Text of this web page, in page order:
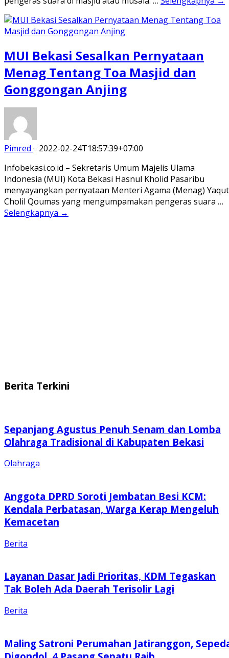
MUI Bekasi Sesalkan Pernyataan
Menag Tentang Toa Masjid dan
Gonggongan Anjing
Pimred · 2022-02-24T18:57:39+07:00
Infobekasi.co.id – Sekretaris Umum Majelis Ulama
Indonesia (MUI) Kota Bekasi Hasnul Kholid Pasaribu
menyayangkan pernyataan Menteri Agama (Menag) Yaqut
Cholil Qoumas yang mengumpamakan pengeras suara …
Selengkapnya →
Berita Terkini
Sepanjang Agustus Penuh Senam dan Lomba
Olahraga Tradisional di Kabupaten Bekasi
Olahraga
Anggota DPRD Soroti Jembatan Besi KCM:
Kendala Perbatasan, Warga Kerap Mengeluh
Kemacetan
Berita
Layanan Dasar Jadi Prioritas, KDM Tegaskan
Tak Boleh Ada Daerah Terisolir Lagi
Berita
Maling Satroni Perumahan Jatiranggon,